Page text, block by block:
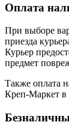
Оплата
При выборе
приезда
Курьер
предмет
Также оплата
Креп-Маркет в